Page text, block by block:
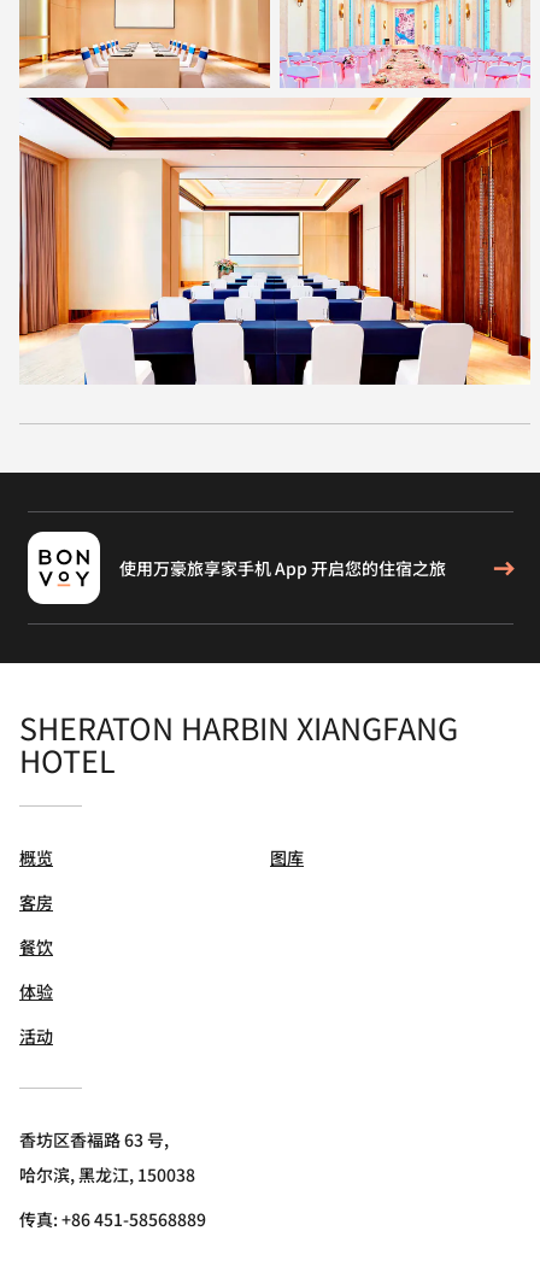
使用万豪旅享家手机 App 开启您的住宿之旅
SHERATON HARBIN XIANGFANG
HOTEL
概览
客房
餐饮
体验
活动
图库
香坊区香褔路 63 号,
哈尔滨, 黑龙江, 150038
传真:+86 451-58568889